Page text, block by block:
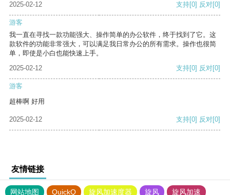
2025-02-12 支持[0] 反对[0]
游客
我一直在寻找一款功能强大、操作简单的办公软件，终于找到了它。这
款软件的功能非常强大，可以满足我日常办公的所有需求。操作也很简
单，即使是小白也能快速上手。
2025-02-12
支持[0] 反对[0]
游客
超棒啊 好用
2025-02-12 支持[0] 反对[0]
友情链接
网站地图 QuickQ 旋风加速度器 旋风 旋风加速